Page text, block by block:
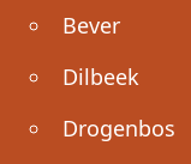
Bever
Dilbeek
Drogenbos